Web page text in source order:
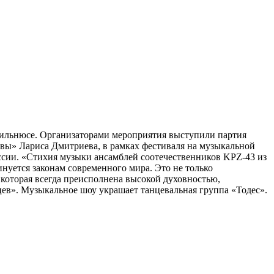
Организаторами мероприятия выступили партия
Лариса Дмитриева, в рамках фестиваля на музыкальной
«Стихия музыки ансамблей соотечественников KPZ-43 из
законам современного мира. Это не только
всегда преисполнена высокой духовностью,
Музыкальное шоу украшает танцевальная группа «Тодес».